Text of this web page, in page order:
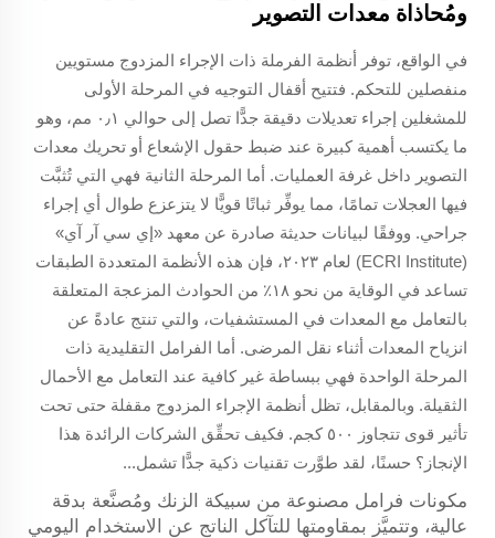
ومُحاذاة معدات التصوير
في الواقع، توفر أنظمة الفرملة ذات الإجراء المزدوج مستويين
منفصلين للتحكم. فتتيح أقفال التوجيه في المرحلة الأولى
للمشغلين إجراء تعديلات دقيقة جدًّا تصل إلى حوالي ٠٫١ مم، وهو
ما يكتسب أهمية كبيرة عند ضبط حقول الإشعاع أو تحريك معدات
التصوير داخل غرفة العمليات. أما المرحلة الثانية فهي التي تُثبَّت
فيها العجلات تمامًا، مما يوفِّر ثباتًا قويًّا لا يتزعزع طوال أي إجراء
جراحي. ووفقًا لبيانات حديثة صادرة عن معهد «إي سي آر آي»
(ECRI Institute) لعام ٢٠٢٣، فإن هذه الأنظمة المتعددة الطبقات
تساعد في الوقاية من نحو ١٨٪ من الحوادث المزعجة المتعلقة
بالتعامل مع المعدات في المستشفيات، والتي تنتج عادةً عن
انزياح المعدات أثناء نقل المرضى. أما الفرامل التقليدية ذات
المرحلة الواحدة فهي ببساطة غير كافية عند التعامل مع الأحمال
الثقيلة. وبالمقابل، تظل أنظمة الإجراء المزدوج مقفلة حتى تحت
تأثير قوى تتجاوز ٥٠٠ كجم. فكيف تحقِّق الشركات الرائدة هذا
الإنجاز؟ حسنًا، لقد طوَّرت تقنيات ذكية جدًّا تشمل...
مكونات فرامل مصنوعة من سبيكة الزنك ومُصنَّعة بدقة
عالية، وتتميَّز بمقاومتها للتآكل الناتج عن الاستخدام اليومي